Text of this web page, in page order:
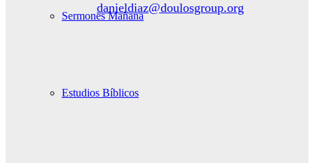
Sermones Mañana
Estudios Bíblicos
danieldiaz@doulosgroup.org